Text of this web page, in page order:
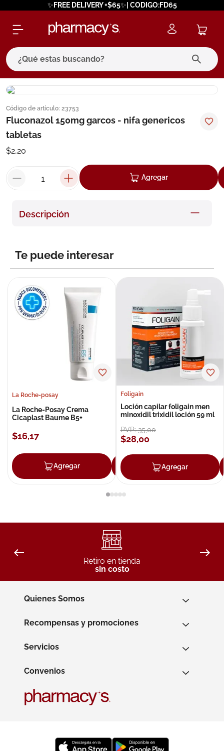
✨FREE DELIVERY +$65✨| CODIGO:FD65
¿Qué estas buscando?
Código de artículo: 23753
Fluconazol 150mg garcos - nifa genericos
tabletas
$2,20
Agregar
Descripción
Te puede interesar
La Roche-posay
La Roche-Posay Crema
Cicaplast Baume B5+
$16,17
Agregar Agregar
Foligain
Loción capilar foligain men
minoxidil trixidil loción 59 ml
PVP:35,00
$28,00
Agregar
Retiro en tienda
sin costo
Quienes Somos
Recompensas y promociones
Servicios
Convenios
términos más buscados
1. eucerin
cerave
7. isdin
9 megacistin
10.pañales